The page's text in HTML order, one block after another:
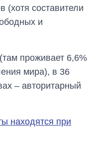
(хотя составители
и
проживает 6,6%
мира), в 36
– авторитарный
находятся при